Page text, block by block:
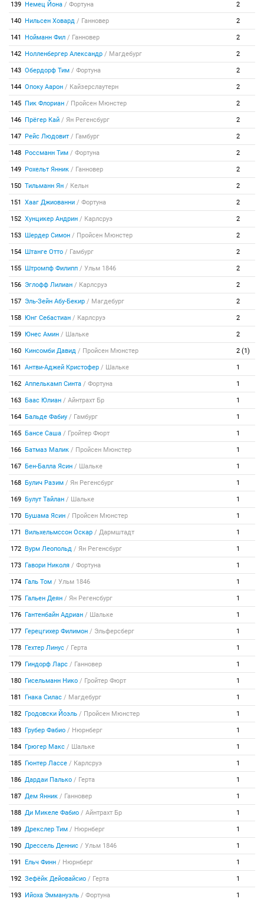
139 Немец Йона / Фортуна 2
140 Нильсен Ховард / Ганновер 2
141 Нойманн Фил / Ганновер 2
142 Нолленбергер Александр / Магдебург 2
143 Обердорф Тим / Фортуна 2
144 Опоку Аарон / Кайзерслаутерн 2
145 Пик Флориан / Пройсен Мюнстер 2
146 Прёгер Кай / Ян Регенсбург 2
147 Рейс Людовит / Гамбург 2
148 Россманн Тим / Фортуна 2
149 Рохельт Янник / Ганновер 2
150 Тильманн Ян / Кельн 2
151 Хааг Джиованни / Фортуна 2
152 Хунцикер Андрин / Карлсруэ 2
153 Шердер Симон / Пройсен Мюнстер 2
154 Штанге Отто / Гамбург 2
155 Штромпф Филипп / Ульм 1846 2
156 Эглофф Лилиан / Карлсруэ 2
157 Эль-Зейн Абу-Бекир / Магдебург 2
158 Юнг Себастиан / Карлсруэ 2
159 Юнес Амин / Шальке 2
160 Кинсомби Давид / Пройсен Мюнстер 2 (1)
161 Антви-Аджей Кристофер / Шальке 1
162 Аппелькамп Синта / Фортуна 1
163 Баас Юлиан / Айнтрахт Бр 1
164 Бальде Фабиу / Гамбург 1
165 Бансе Саша / Гройтер Фюрт 1
166 Батмаз Малик / Пройсен Мюнстер 1
167 Бен-Балла Ясин / Шальке 1
168 Булич Разим / Ян Регенсбург 1
169 Булут Тайлан / Шальке 1
170 Бушама Ясин / Пройсен Мюнстер 1
171 Вильхельмссон Оскар / Дармштадт 1
172 Вурм Леопольд / Ян Регенсбург 1
173 Гавори Николя / Фортуна 1
174 Галь Том / Ульм 1846 1
175 Гальен Деян / Ян Регенсбург 1
176 Гантенбайн Адриан / Шальке 1
177 Герецгихер Филимон / Эльферсберг 1
178 Гехтер Линус / Герта 1
179 Гиндорф Ларс / Ганновер 1
180 Гисельманн Нико / Гройтер Фюрт 1
181 Гнака Силас / Магдебург 1
182 Гродовски Йоэль / Пройсен Мюнстер 1
183 Грубер Фабио / Нюрнберг 1
184 Грюгер Макс / Шальке 1
185 Гюнтер Лассе / Карлсруэ 1
186 Дардаи Палько / Герта 1
187 Дем Янник / Ганновер 1
188 Ди Микеле Фабио / Айнтрахт Бр 1
189 Дрекслер Тим / Нюрнберг 1
190 Дрессель Деннис / Ульм 1846 1
191 Ельч Финн / Нюрнберг 1
192 Зефёйк Дейовайсио / Герта 1
193 Ийоха Эммануэль / Фортуна 1